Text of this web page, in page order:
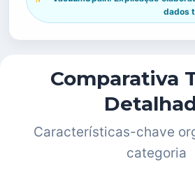
dados
Comparativa
Características-chave
categoria